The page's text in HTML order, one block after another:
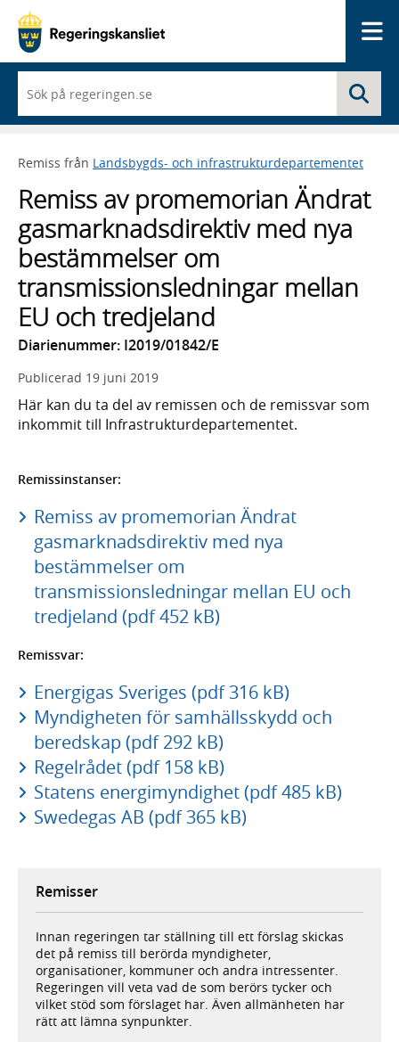
du
börjar
skriva
framträder
lista
med
sökförslag
Remiss från Landsbygds- och infrastrukturdepartementet
Remiss av promemorian Ändrat
gasmarknadsdirektiv med nya
bestämmelser om
transmissionsledningar mellan
EU och tredjeland
Diarienummer: I2019/01842/E
Publicerad 19 juni 2019
Här kan du ta del av remissen och de remissvar som
inkommit till Infrastrukturdepartementet.
Remissinstanser:
Remiss av promemorian Ändrat
gasmarknadsdirektiv med nya
bestämmelser om
transmissionsledningar mellan EU och
tredjeland (pdf 452 kB)
Remissvar:
Energigas Sveriges (pdf 316 kB)
Myndigheten för samhällsskydd och
beredskap (pdf 292 kB)
Regelrådet (pdf 158 kB)
Statens energimyndighet (pdf 485 kB)
Swedegas AB (pdf 365 kB)
Remisser
Innan regeringen tar ställning till ett förslag skickas
det på remiss till berörda myndigheter,
organisationer, kommuner och andra intressenter.
Regeringen vill veta vad de som berörs tycker och
vilket stöd som förslaget har. Även allmänheten har
rätt att lämna synpunkter.